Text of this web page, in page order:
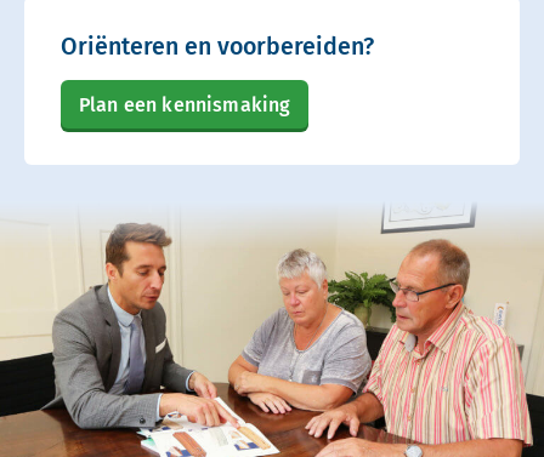
Oriënteren en voorbereiden?
Plan een kennismaking